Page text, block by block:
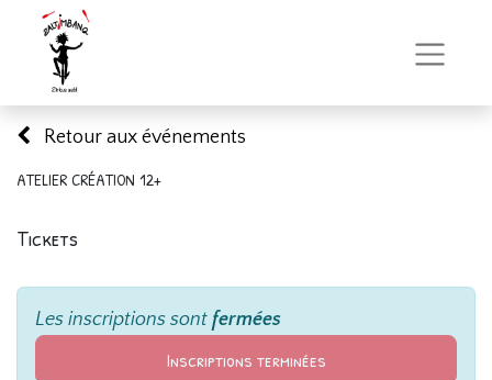
Retour aux événements
ATELIER CRÉATION 12+
Tickets
Les inscriptions sont fermées
Inscriptions terminées